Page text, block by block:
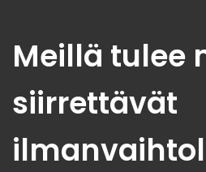
Meillä tulee
siirrettävät